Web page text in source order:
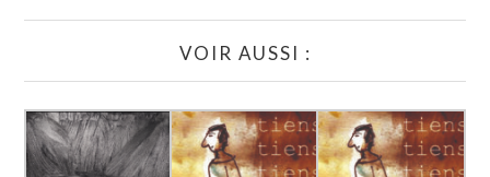
VOIR AUSSI :